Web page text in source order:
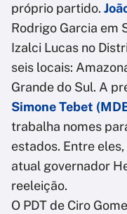
próprio partido.
Rodrigo Garcia em
Izalci Lucas no
seis locais:
Grande do Sul. A
Simone Tebet
trabalha nomes
estados. Entre eles,
atual governador
reeleição.
O PDT de Ciro